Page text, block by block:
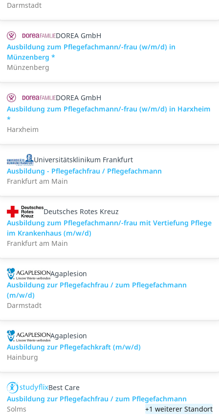
Darmstadt
DOREA GmbH
Ausbildung zum Pflegefachmann/-frau (w/m/d) in
Münzenberg *
Münzenberg
DOREA GmbH
Ausbildung zum Pflegefachmann/-frau (w/m/d) in Harxheim
*
Harxheim
Universitätsklinikum Frankfurt
Ausbildung - Pflegefachfrau / Pflegefachmann
Frankfurt am Main
Deutsches Rotes Kreuz
Ausbildung zum Pflegefachmann/-frau mit Vertiefung Pflege
im Krankenhaus (m/w/d)
Frankfurt am Main
Agaplesion
Ausbildung zur Pflegefachfrau / zum Pflegefachmann
(m/w/d)
Darmstadt
Agaplesion
Ausbildung zur Pflegefachkraft (m/w/d)
Hainburg
Best Care
Ausbildung zur Pflegefachfrau / zum Pflegefachmann
Solms
+1 weiterer Standort